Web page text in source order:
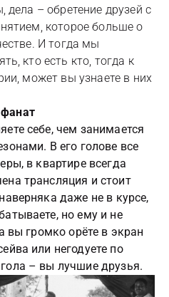
дела – обретение друзей с
которое больше о
И тогда мы
кто есть кто, тогда к
может вы узнаете в них
себе, чем занимается
В его голове все
в квартире всегда
трансляция и стоит
даже не в курсе,
но ему и не
вы громко орёте в экран
или негодуете по
– вы лучшие друзья.